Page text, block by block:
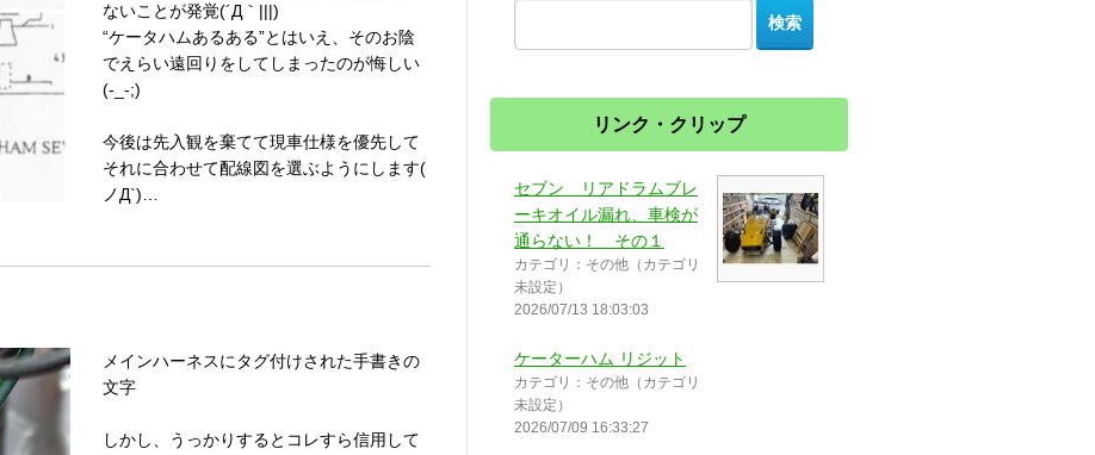
ないことが発覚(´Д｀|||)
“ケータハムあるある”とはいえ、そのお陰
でえらい遠回りをしてしまったのが悔しい
(-_-;)
今後は先入観を棄てて現車仕様を優先して
それに合わせて配線図を選ぶようにします(
ノД`)…
メインハーネスにタグ付けされた手書きの
文字
しかし、うっかりするとコレすら信用して
リンク・クリップ
セブン リアドラムブレ
ーキオイル漏れ、車検が
通らない！ その１
カテゴリ：その他（カテゴリ
未設定）
2026/07/13 18:03:03
ケーターハム リジット
カテゴリ：その他（カテゴリ
未設定）
2026/07/09 16:33:27